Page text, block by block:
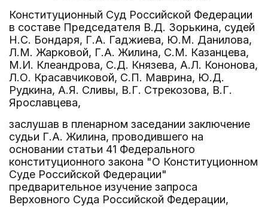
Конституционный Суд Российской Федерации
в составе Председателя В.Д. Зорькина, судей
Н.С. Бондаря, Г.А. Гаджиева, Ю.М. Данилова,
Л.М. Жарковой, Г.А. Жилина, С.М. Казанцева,
М.И. Клеандрова, С.Д. Князева, А.Л. Кононова,
Л.О. Красавчиковой, С.П. Маврина, Ю.Д.
Рудкина, А.Я. Сливы, В.Г. Стрекозова, В.Г.
Ярославцева,
заслушав в пленарном заседании заключение
судьи Г.А. Жилина, проводившего на
основании статьи 41 Федерального
конституционного закона "О Конституционном
Суде Российской Федерации"
предварительное изучение запроса
Верховного Суда Российской Федерации,